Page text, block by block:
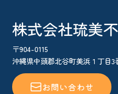
株式会社琉美
〒904-0115
沖縄県中頭郡北谷町美浜１丁目3
お問い合わせ